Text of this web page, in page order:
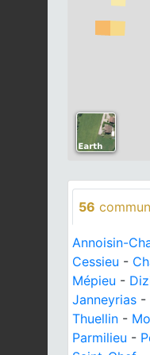
56
Annoisin-
Cessieu -
Mépieu -
Janneyrias -
Thuellin -
Parmilieu -